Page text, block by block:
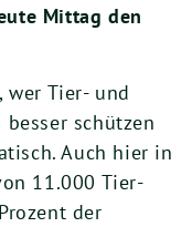
Mittag den
wer Tier- und
schützen
Auch hier in
11.000 Tier-
der